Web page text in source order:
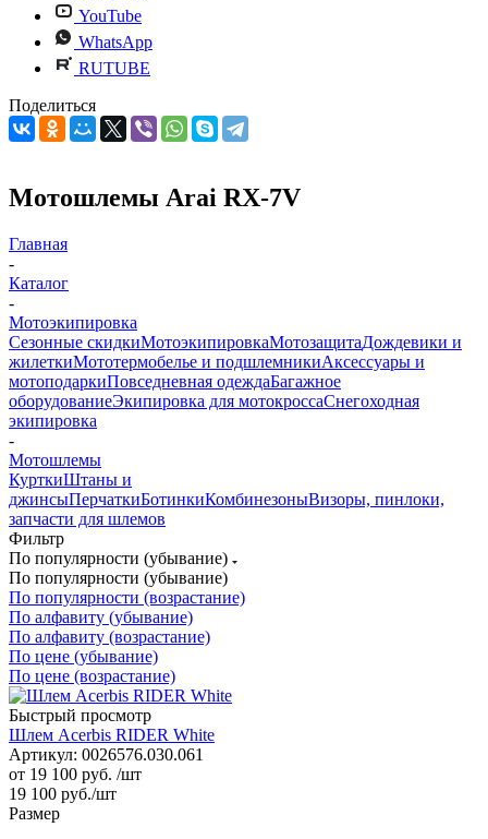
YouTube
WhatsApp
RUTUBE
Поделиться
Мотошлемы Arai RX-7V
Главная
-
Каталог
-
Мотоэкипировка
Сезонные скидкиМотоэкипировкаМотозащитаДождевики и
жилеткиМототермобелье и подшлемникиАксессуары и
мотоподаркиПовседневная одеждаБагажное
оборудованиеЭкипировка для мотокроссаСнегоходная
экипировка
-
Мотошлемы
КурткиШтаны и
джинсыПерчаткиБотинкиКомбинезоныВизоры, пинлоки,
запчасти для шлемов
Фильтр
По популярности (убывание)
По популярности (убывание)
По популярности (возрастание)
По алфавиту (убывание)
По алфавиту (возрастание)
По цене (убывание)
По цене (возрастание)
Быстрый просмотр
Шлем Acerbis RIDER White
Артикул: 0026576.030.061
от 19 100 руб. /шт
19 100 руб./шт
Размер